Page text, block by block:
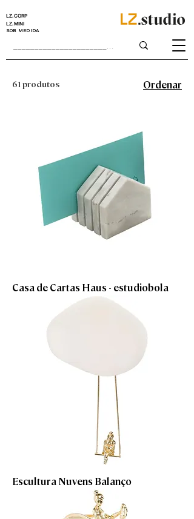
LZ.CORP
LZ.MINI
SOB MEDIDA
61 produtos Ordenar
Casa de Cartas Haus - estudiobola
Escultura Nuvens Balanço